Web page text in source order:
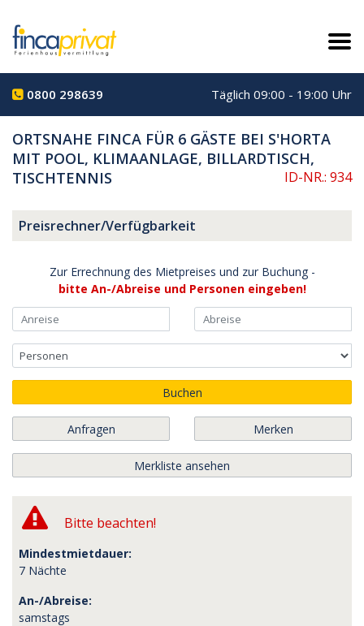
0800 298639 Täglich 09:00 - 19:00 Uhr
ORTSNAHE FINCA FÜR 6 GÄSTE BEI S'HORTA
MIT POOL, KLIMAANLAGE, BILLARDTISCH,
TISCHTENNIS
ID-NR.: 934
Preisrechner/Verfügbarkeit
Zur Errechnung des Mietpreises und zur Buchung -
bitte An-/Abreise und Personen eingeben!
Buchen
Anfragen Merken
Merkliste ansehen
Bitte beachten!
Mindestmietdauer:
7 Nächte
An-/Abreise:
samstags